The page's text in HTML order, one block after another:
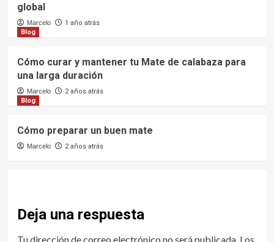
global
Marcelo
1 año atrás
Blog
Cómo curar y mantener tu Mate de calabaza para
una larga duración
Marcelo
2 años atrás
Blog
Cómo preparar un buen mate
Marcelo 2 años atrás
Deja una respuesta
Tu dirección de correo electrónico no será publicada. Los